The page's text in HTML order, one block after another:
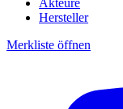
Akteure
Hersteller
Merkliste öffnen